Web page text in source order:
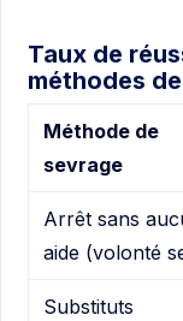
Taux de
méthodes
Méthode de
sevrage
Arrêt sans
aide (volonté
Substituts